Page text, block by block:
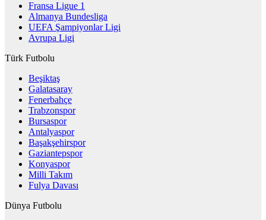
Fransa Ligue 1
Almanya Bundesliga
UEFA Şampiyonlar Ligi
Avrupa Ligi
Türk Futbolu
Beşiktaş
Galatasaray
Fenerbahçe
Trabzonspor
Bursaspor
Antalyaspor
Başakşehirspor
Gaziantepspor
Konyaspor
Milli Takım
Fulya Davası
Dünya Futbolu